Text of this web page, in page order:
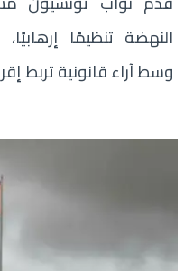
النهضة تنظيمًا
وسط آراء قانونية تربط